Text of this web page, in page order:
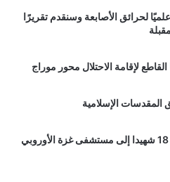
لحرائق الأصابعة وسنقدم تقريرًا
لإقامة الاحتلال محور موراج
المقدسات الإسلامية
الاحتلال يواصل جرائمه.. وصول 18 شهيدا إلى مستشفى غزة الأوروبي